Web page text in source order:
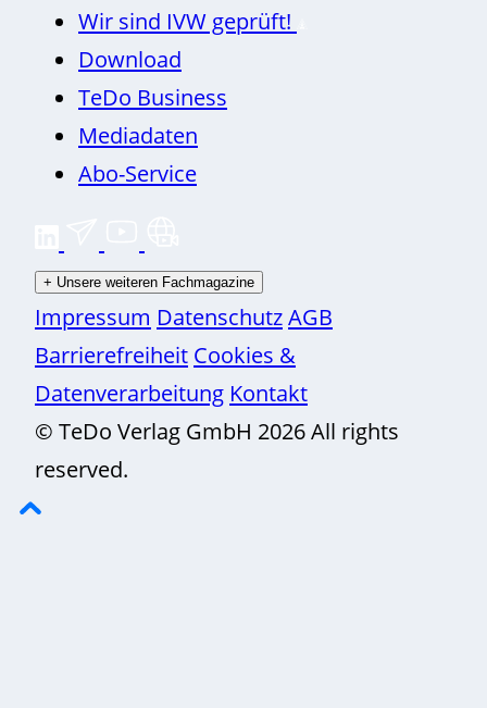
Wir sind IVW geprüft!
Download
TeDo Business
Mediadaten
Abo-Service
+ Unsere weiteren Fachmagazine
Impressum DatenschutzAGB
Barrierefreiheit Cookies &
Datenverarbeitung Kontakt
© TeDo Verlag GmbH 2026 All rights
reserved.